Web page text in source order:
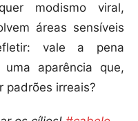
modismo viral,
áreas sensíveis
vale a pena
aparência que,
padrões irreais?